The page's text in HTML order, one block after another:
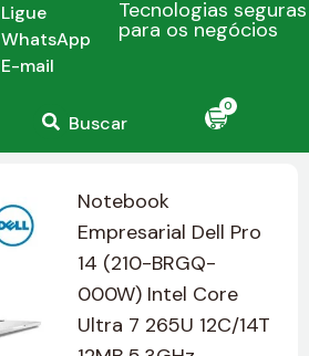
Ligue
WhatsApp
E-mail
Tecnologias seguras
para os negócios
Buscar
0
Notebook
Empresarial Dell Pro
14 (210-BRGQ-
000W) Intel Core
Ultra 7 265U 12C/14T